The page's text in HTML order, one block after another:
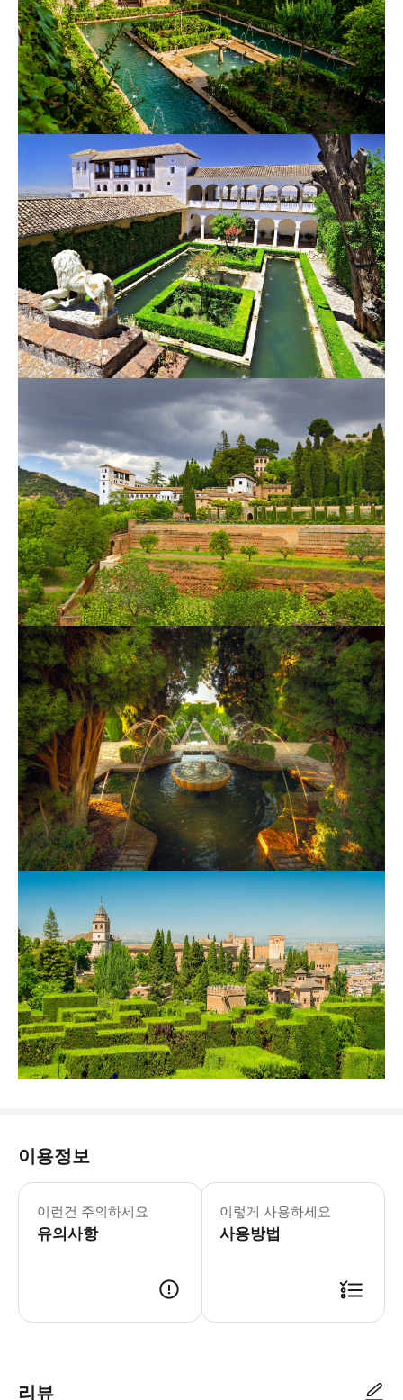
이용정보
이런건 주의하세요
유의사항
* 여권 원본을 반드시 지참하세요. *
이렇게 사용하세요
사용방법
리뷰